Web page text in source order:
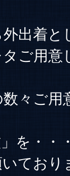
出着と
ご用意
々ご用
を・・
ており